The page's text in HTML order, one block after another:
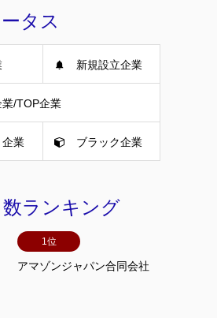
タス
新規設立企業
/TOP企業
企業 ブラック企業
ランキング
1位
アマゾンジャパン合同会社